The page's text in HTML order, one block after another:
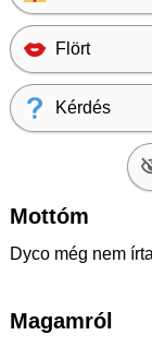
Flört
Kérdés
Mottóm
Dyco még nem
Magamról